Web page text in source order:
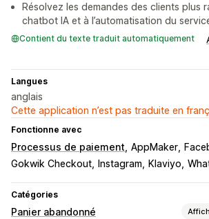
Résolvez les demandes des clients plus
chatbot IA et à l’automatisation du
Contient du texte traduit automatiquement
Langues
anglais
Cette application n’est pas traduite en
Fonctionne avec
Processus de paiement AppMaker
Gokwik Checkout
Instagram Klaviyo
Catégories
Panier abandonné